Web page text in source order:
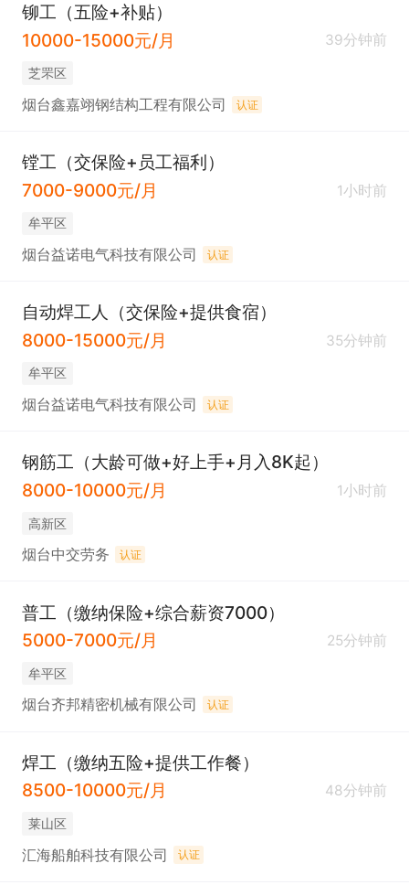
铆工（五险+补贴）
10000-15000元/月
39分钟前
芝罘区
烟台鑫嘉翊钢结构工程有限公司 认证
镗工（交保险+员工福利）
7000-9000元/月
1小时前
牟平区
烟台益诺电气科技有限公司 认证
自动焊工人（交保险+提供食宿）
8000-15000元/月
35分钟前
牟平区
烟台益诺电气科技有限公司 认证
钢筋工（大龄可做+好上手+月入8K起）
8000-10000元/月
1小时前
高新区
烟台中交劳务 认证
普工（缴纳保险+综合薪资7000）
5000-7000元/月
25分钟前
牟平区
烟台齐邦精密机械有限公司 认证
焊工（缴纳五险+提供工作餐）
8500-10000元/月
48分钟前
莱山区
汇海船舶科技有限公司 认证